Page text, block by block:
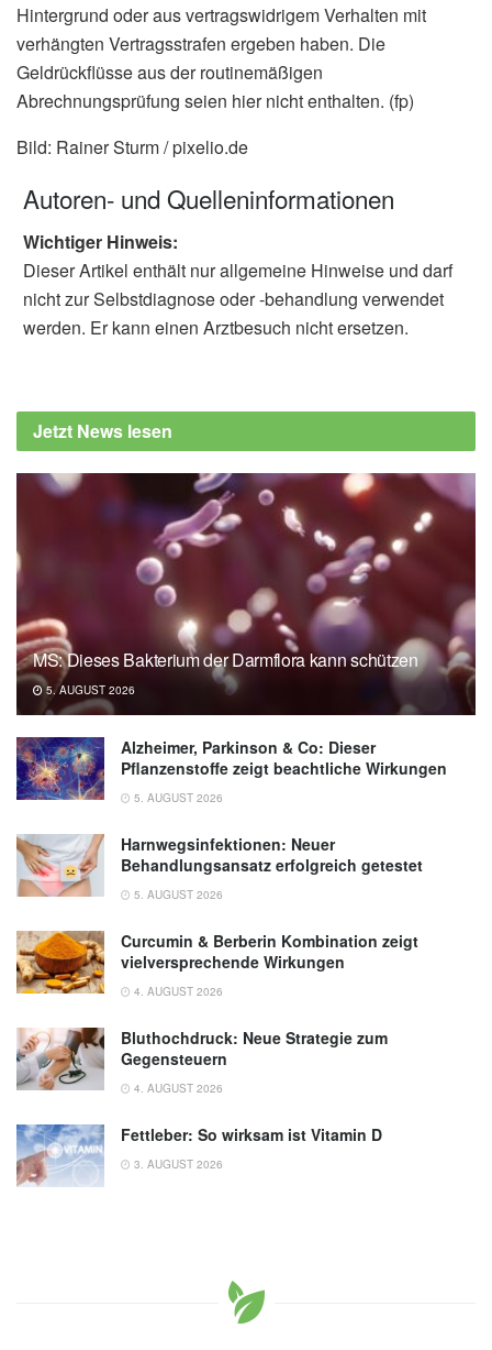
Hintergrund oder aus vertragswidrigem Verhalten mit
verhängten Vertragsstrafen ergeben haben. Die
Geldrückflüsse aus der routinemäßigen
Abrechnungsprüfung seien hier nicht enthalten. (fp)
Bild: Rainer Sturm / pixelio.de
Autoren- und Quelleninformationen
Wichtiger Hinweis:
Dieser Artikel enthält nur allgemeine Hinweise und darf
nicht zur Selbstdiagnose oder -behandlung verwendet
werden. Er kann einen Arztbesuch nicht ersetzen.
Jetzt News lesen
MS: Dieses Bakterium der Darmflora kann schützen
5. AUGUST 2026
Alzheimer, Parkinson & Co: Dieser
Pflanzenstoffe zeigt beachtliche Wirkungen
5. AUGUST 2026
Harnwegsinfektionen: Neuer
Behandlungsansatz erfolgreich getestet
5. AUGUST 2026
Curcumin & Berberin Kombination zeigt
vielversprechende Wirkungen
4. AUGUST 2026
Bluthochdruck: Neue Strategie zum
Gegensteuern
4. AUGUST 2026
Fettleber: So wirksam ist Vitamin D
3. AUGUST 2026